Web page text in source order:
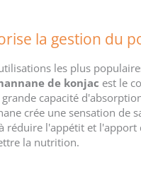
la gestion du
les plus
de konjac est le
grande capacité
crée une sensation de
réduire l'appétit et l'apport
la nutrition.